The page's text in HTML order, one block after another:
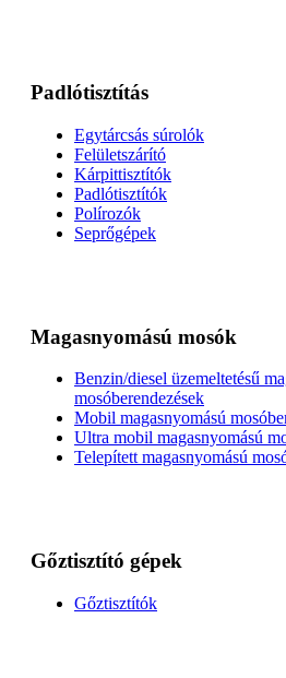
Padlótisztítás
Egytárcsás súrolók
Felületszárító
Kárpittisztítók
Padlótisztítók
Polírozók
Seprőgépek
Magasnyomású mosók
Benzin/diesel üzemeltetésű
mosóberendezések
Mobil magasnyomású
Ultra mobil magasnyomású
Telepített magasnyomású
Gőztisztító gépek
Gőztisztítók